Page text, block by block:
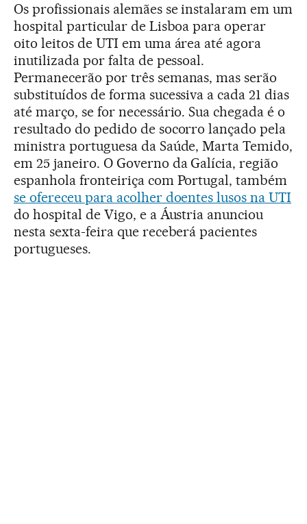
Os profissionais alemães se instalaram em um
hospital particular de Lisboa para operar
oito leitos de UTI em uma área até agora
inutilizada por falta de pessoal.
Permanecerão por três semanas, mas serão
substituídos de forma sucessiva a cada 21 dias
até março, se for necessário. Sua chegada é o
resultado do pedido de socorro lançado pela
ministra portuguesa da Saúde, Marta Temido,
em 25 janeiro. O Governo da Galícia, região
espanhola fronteiriça com Portugal, também
se ofereceu para acolher doentes lusos na UTI
do hospital de Vigo, e a Áustria anunciou
nesta sexta-feira que receberá pacientes
portugueses.